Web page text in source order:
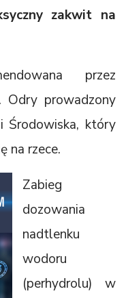
zakwit na
przez
Odry prowadzony
Środowiska, który
na rzece.
Zabieg
dozowania
nadtlenku
wodoru
(perhydrolu) w